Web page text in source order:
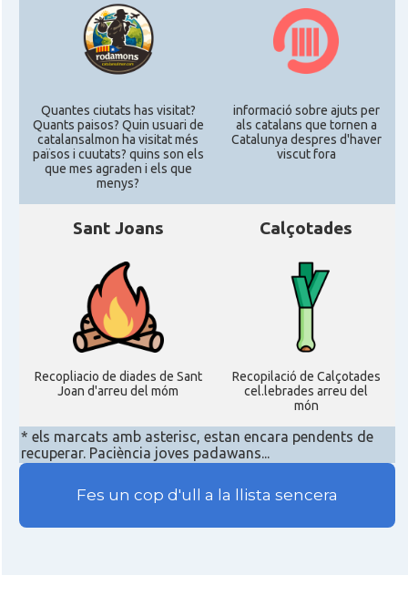
Quantes ciutats has visitat?
Quants paisos? Quin usuari de
catalansalmon ha visitat més
països i cuutats? quins son els
que mes agraden i els que
menys?
informació sobre ajuts per
als catalans que tornen a
Catalunya despres d'haver
viscut fora
Sant Joans
Recopliacio de diades de Sant
Joan d'arreu del móm
Calçotades
Recopilació de Calçotades
cel.lebrades arreu del
món
* els marcats amb asterisc, estan encara pendents de
recuperar. Paciència joves padawans...
Fes un cop d'ull a la llista sencera